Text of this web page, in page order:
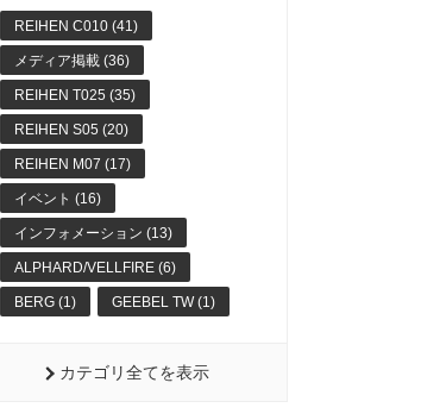
REIHEN C010 (41)
メディア掲載 (36)
REIHEN T025 (35)
REIHEN S05 (20)
REIHEN M07 (17)
イベント (16)
インフォメーション (13)
ALPHARD/VELLFIRE (6)
BERG (1) GEEBEL TW (1)
カテゴリ全てを表示